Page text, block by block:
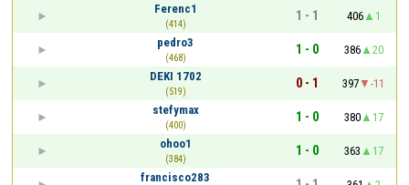
Ferenc1
(414)
1 - 1 406
1
pedro3
(468)
1 - 0 386
20
DEKI 1702
(519)
0 - 1 397
-11
stefymax
(400)
1 - 0 380
17
ohoo1
(384)
1 - 0 363
17
francisco283